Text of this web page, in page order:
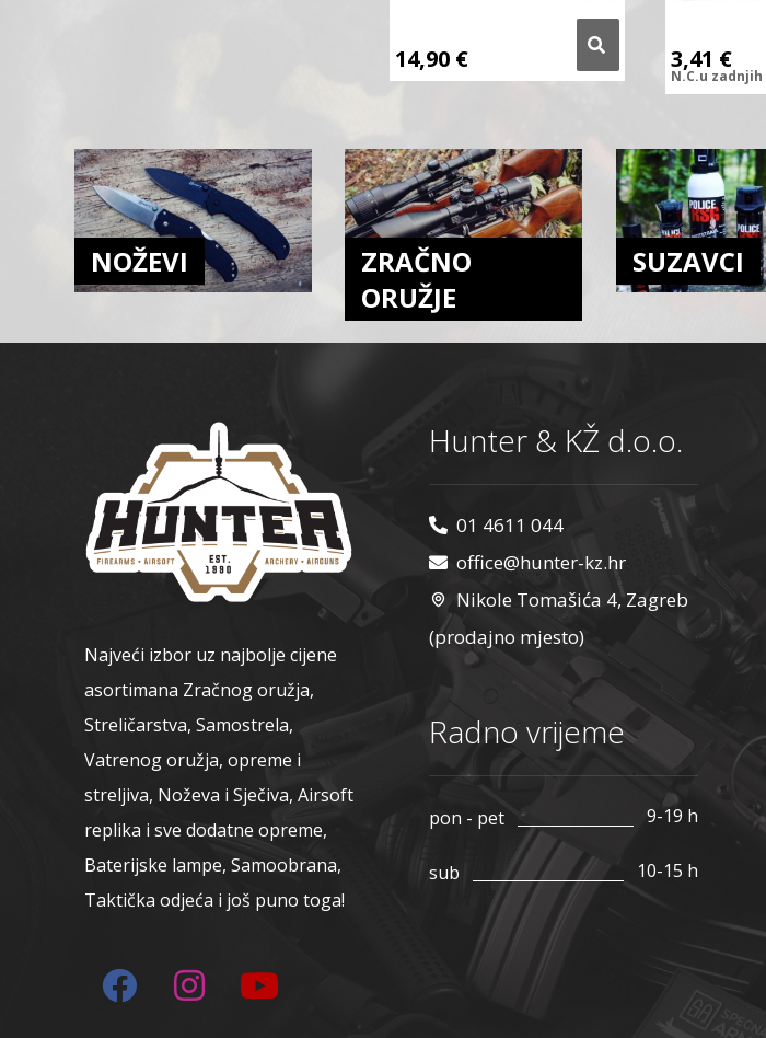
14,90 € 3,41 €
N.C.u zadnjih
NOŽEVI
ZRAČNO
ORUŽJE
SUZAVCI
Najveći izbor uz najbolje cijene
asortimana Zračnog oružja,
Streličarstva, Samostrela,
Vatrenog oružja, opreme i
streljiva, Noževa i Sječiva, Airsoft
replika i sve dodatne opreme,
Baterijske lampe, Samoobrana,
Taktička odjeća i još puno toga!
Hunter & KŽ d.o.o.
01 4611 044
office@hunter-kz.hr
Nikole Tomašića 4, Zagreb
(prodajno mjesto)
Radno vrijeme
pon - pet 9-19 h
sub 10-15 h